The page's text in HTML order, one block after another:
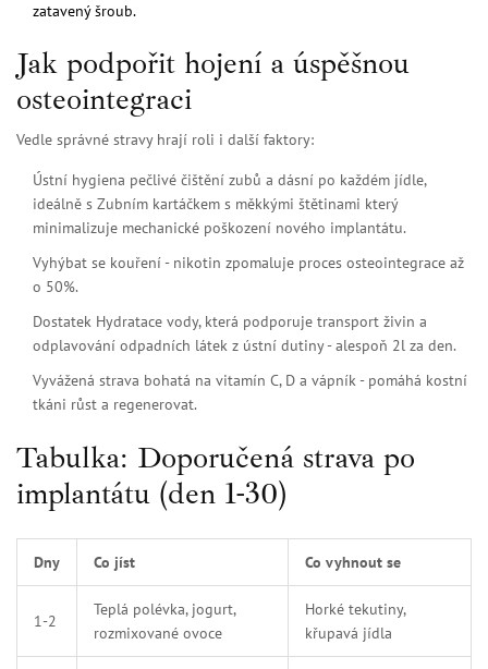
zatavený šroub.
Jak podpořit hojení a úspěšnou
osteointegraci
Vedle správné stravy hrají roli i další faktory:
Ústní hygiena pečlivé čištění zubů a dásní po každém jídle,
ideálně s Zubním kartáčkem s měkkými štětinami který
minimalizuje mechanické poškození nového implantátu.
Vyhýbat se kouření - nikotin zpomaluje proces osteointegrace až
o 50%.
Dostatek Hydratace vody, která podporuje transport živin a
odplavování odpadních látek z ústní dutiny- alespoň 2l za den.
Vyvážená strava bohatá na vitamín C, D a vápník - pomáhá kostní
tkáni růst a regenerovat.
Tabulka: Doporučená strava po
implantátu (den 1-30)
Dny Co jíst Co vyhnout se
1-2
Teplá polévka, jogurt,
rozmixované ovoce
Horké tekutiny,
křupavá jídla